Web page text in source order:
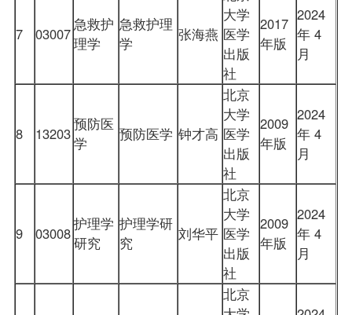
7 03007
急救护
理学
急救护理
学
张海燕
大学
医学
出版
社
2017
年版
2024
年 4
月
8 13203
预防医
学
预防医学 钟才高
北京
大学
医学
出版
社
2009
年版
2024
年 4
月
9 03008
护理学
研究
护理学研
究
刘华平
北京
大学
医学
出版
社
2009
年版
2024
年 4
月
北京